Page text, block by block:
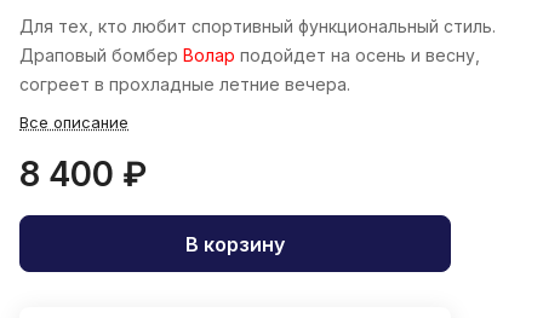
Для тех, кто любит спортивный функциональный стиль.
Драповый бомбер Волар подойдет на осень и весну,
согреет в прохладные летние вечера.
Все описание
8 400 ₽
В корзину